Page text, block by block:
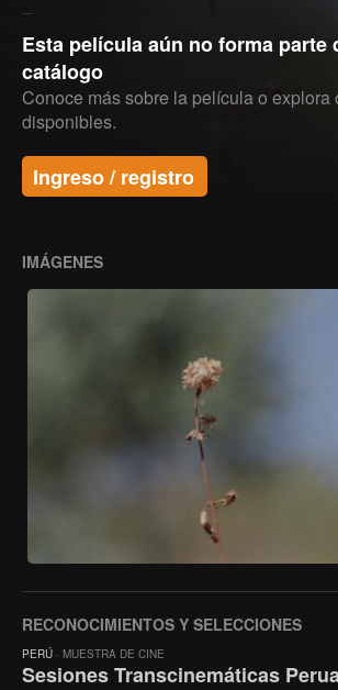
Esta película aún no forma parte
catálogo
Conoce más sobre la película o explora
disponibles.
Ingreso / registro
IMÁGENES
RECONOCIMIENTOS Y SELECCIONES
PERÚ · MUESTRA DE CINE
Sesiones Transcinemáticas